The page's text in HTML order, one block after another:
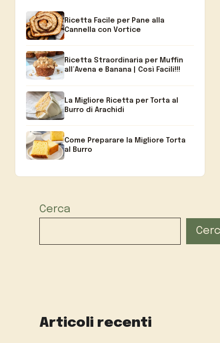
Ricetta Facile per Pane alla
Cannella con Vortice
Ricetta Straordinaria per Muffin
all’Avena e Banana | Così Facili!!!
La Migliore Ricetta per Torta al
Burro di Arachidi
Come Preparare la Migliore Torta
al Burro
Cerca
Articoli recenti